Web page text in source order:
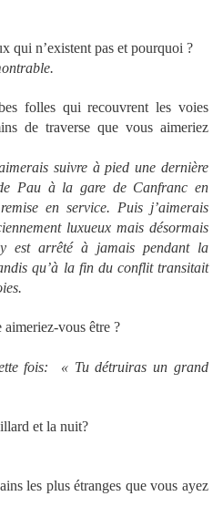
qui n’existent pas et pourquoi ?
folles qui recouvrent les voies
de traverse que vous aimeriez
suivre à pied une dernière
Pau à la gare de Canfranc en
en service. Puis j’aimerais
luxueux mais désormais
est arrêté à jamais pendant la
qu’à la fin du conflit transitait
aimeriez-vous être ?
fois: « Tu détruiras un grand
et la nuit?
les plus étranges que vous ayez